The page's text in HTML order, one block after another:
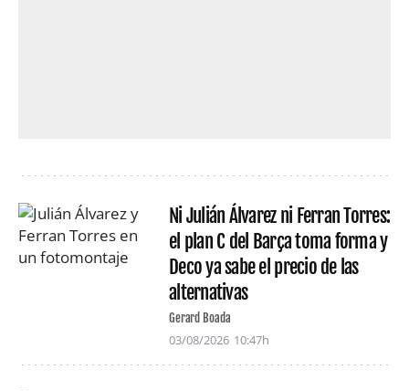
Ni Julián Álvarez ni Ferran Torres:
el plan C del Barça toma forma y
Deco ya sabe el precio de las
alternativas
Gerard Boada
03/08/2026 10:47h